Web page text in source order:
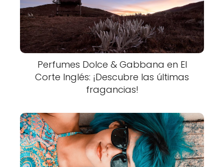
Perfumes Dolce & Gabbana en El
Corte Inglés: ¡Descubre las últimas
fragancias!